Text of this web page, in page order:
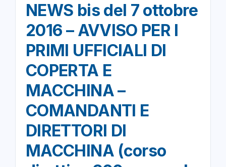
NEWS bis del 7 ottobre
2016 – AVVISO PER I
PRIMI UFFICIALI DI
COPERTA E
MACCHINA –
COMANDANTI E
DIRETTORI DI
MACCHINA (corso